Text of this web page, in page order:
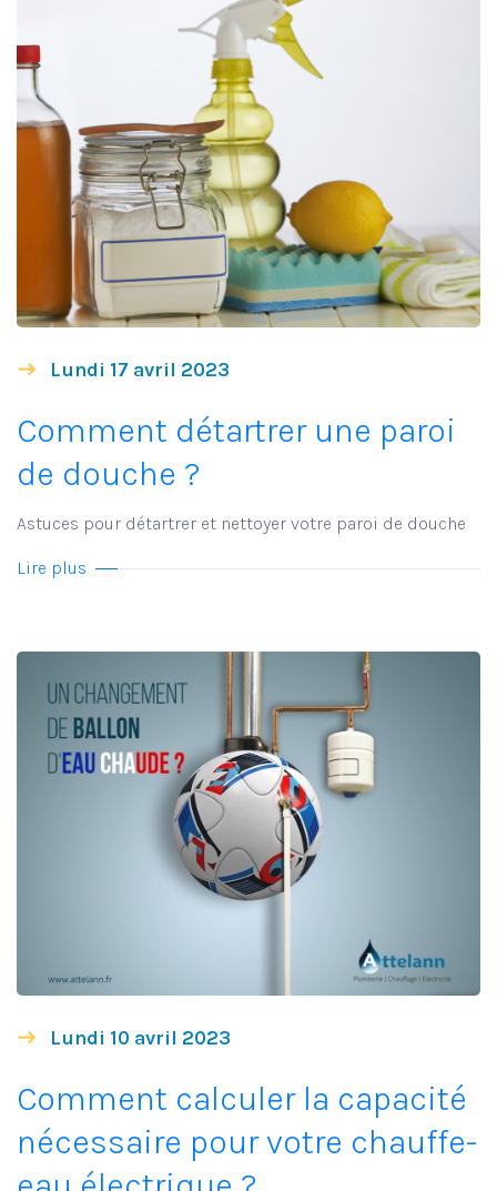
Lundi 17 avril 2023
Comment détartrer une paroi
de douche ?
Astuces pour détartrer et nettoyer votre paroi de douche
Lire plus
Lundi 10 avril 2023
Comment calculer la capacité
nécessaire pour votre chauffe-